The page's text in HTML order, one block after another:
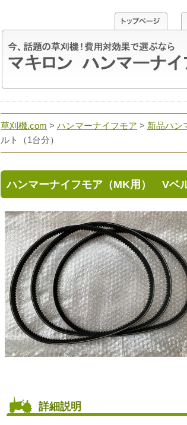
草刈機.com > ハンマーナイフモア > 新品ハン
ルト（1台分）
ハンマーナイフモア（MK用） Vベ
詳細説明